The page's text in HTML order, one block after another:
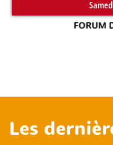
FORUM
Les